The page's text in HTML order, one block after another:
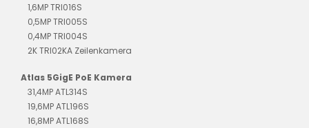
1,6MP TRI016S
0,5MP TRI005S
0,4MP TRI004S
2K TRI02KA Zeilenkamera
Atlas 5GigE PoE Kamera
31,4MP ATL314S
19,6MP ATL196S
16,8MP ATL168S